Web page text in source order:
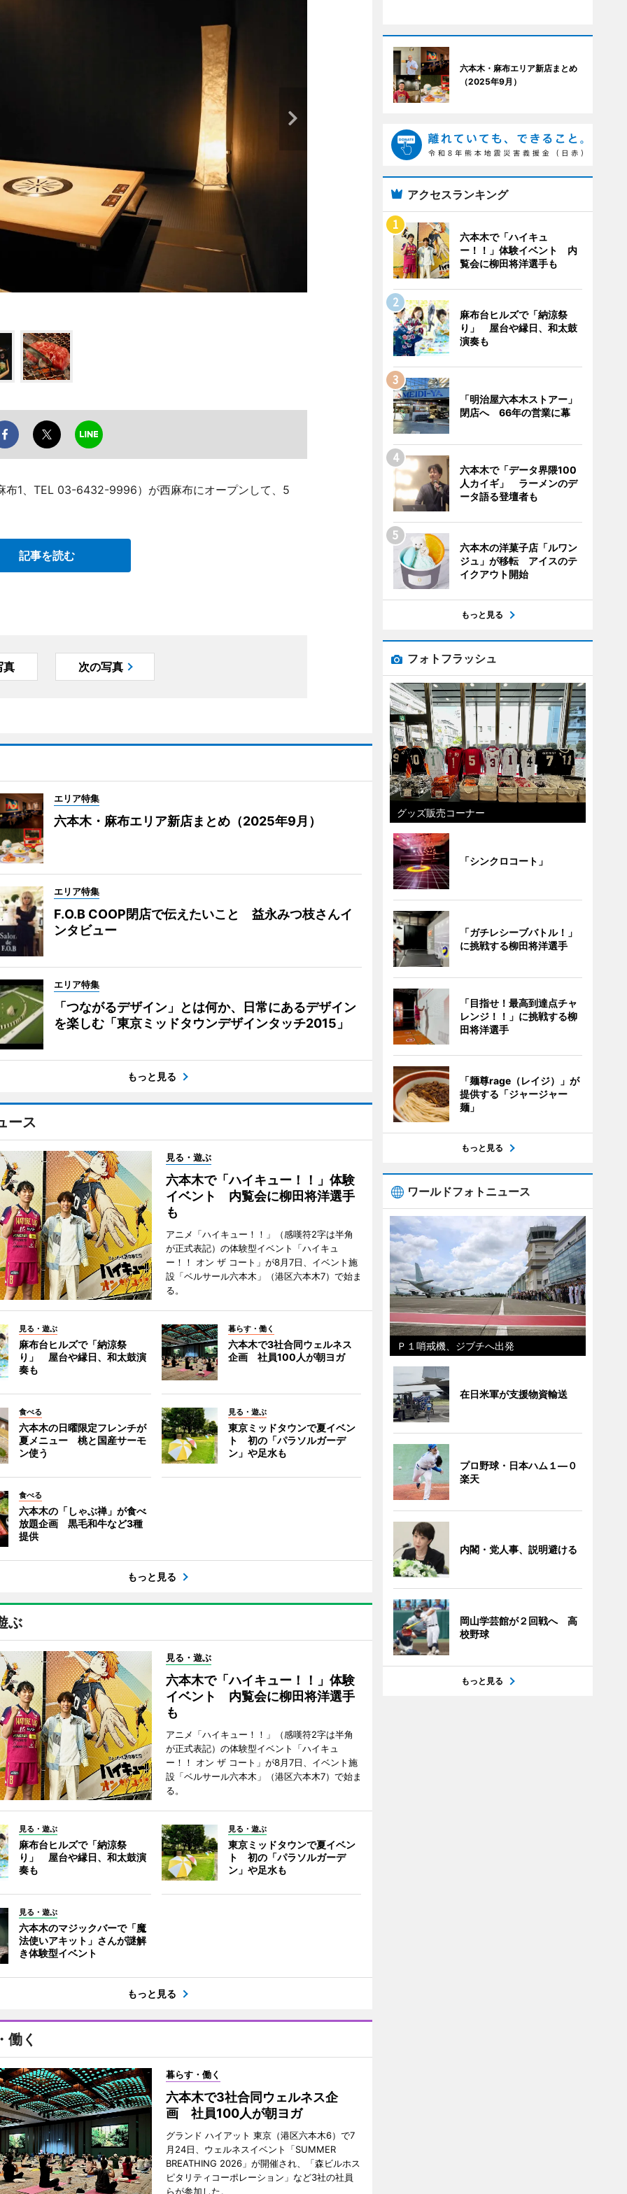
布1、TEL 03-6432-9996）が西麻布にオープンして、5
記事を読む
真 次の写真
エリア特集
六本木・麻布エリア新店まとめ（2025年9月）
エリア特集
F.O.B COOP閉店で伝えたいこと 益永みつ枝さんイ
ンタビュー
エリア特集
「つながるデザイン」とは何か、日常にあるデザイン
を楽しむ「東京ミッドタウンデザインタッチ2015」
もっと見る
ース
見る・遊ぶ
六本木で「ハイキュー！！」体験
イベント 内覧会に柳田将洋選手
も
アニメ「ハイキュー！！」（感嘆符2字は半角
が正式表記）の体験型イベント「ハイキュ
ー！！ オン ザ コート」が8月7日、イベント施
設「ベルサール六本木」（港区六本木7）で始ま
る。
見る・遊ぶ
麻布台ヒルズで「納涼祭
り」 屋台や縁日、和太鼓演
奏も
暮らす・働く
六本木で3社合同ウェルネス
企画 社員100人が朝ヨガ
食べる
六本木の日曜限定フレンチが
夏メニュー 桃と国産サーモ
ン使う
見る・遊ぶ
東京ミッドタウンで夏イベン
ト 初の「パラソルガーデ
ン」や足水も
食べる
六本木の「しゃぶ禅」が食べ
放題企画 黒毛和牛など3種
提供
もっと見る
ぶ
見る・遊ぶ
六本木で「ハイキュー！！」体験
イベント 内覧会に柳田将洋選手
も
アニメ「ハイキュー！！」（感嘆符2字は半角
が正式表記）の体験型イベント「ハイキュ
ー！！ オン ザ コート」が8月7日、イベント施
設「ベルサール六本木」（港区六本木7）で始ま
る。
見る・遊ぶ
麻布台ヒルズで「納涼祭
り」 屋台や縁日、和太鼓演
奏も
見る・遊ぶ
東京ミッドタウンで夏イベン
ト 初の「パラソルガーデ
ン」や足水も
見る・遊ぶ
六本木のマジックバーで「魔
法使いアキット」さんが謎解
き体験型イベント
もっと見る
働く
暮らす・働く
六本木で3社合同ウェルネス企
画 社員100人が朝ヨガ
グランド ハイアット 東京（港区六本木6）で7
月24日、ウェルネスイベント「SUMMER
BREATHING 2026」が開催され、「森ビルホス
ピタリティコーポレーション」など3社の社員
らが参加した。
六本木・麻布エリア新店まとめ
（2025年9月）
アクセスランキング
六本木で「ハイキュ
ー！！」体験イベント 内
覧会に柳田将洋選手も
麻布台ヒルズで「納涼祭
り」 屋台や縁日、和太鼓
演奏も
「明治屋六本木ストアー」
閉店へ 66年の営業に幕
六本木で「データ界隈100
人カイギ」 ラーメンのデ
ータ語る登壇者も
六本木の洋菓子店「ルワン
ジュ」が移転 アイスのテ
イクアウト開始
もっと見る
フォトフラッシュ
グッズ販売コーナー
「シンクロコート」
「ガチレシーブバトル！」
に挑戦する柳田将洋選手
「目指せ！最高到達点チャ
レンジ！！」に挑戦する柳
田将洋選手
「麺尊rage（レイジ）」が
提供する「ジャージャー
麺」
もっと見る
ワールドフォトニュース
Ｐ１哨戒機、ジブチへ出発
在日米軍が支援物資輸送
プロ野球・日本ハム１―０
楽天
内閣・党人事、説明避ける
岡山学芸館が２回戦へ 高
校野球
もっと見る